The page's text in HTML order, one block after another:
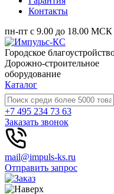
Контакты
пн-пт с 9.00 до 18.00 МСК
Городское
Дорожно-строительное
оборудование
Каталог
+7 495 234 73 63
Заказать звонок
mail@impuls-ks.ru
Отправить запрос